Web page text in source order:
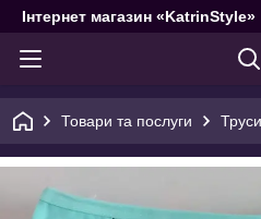
Інтернет магазин «KatrinStyle»
Товари та послуги